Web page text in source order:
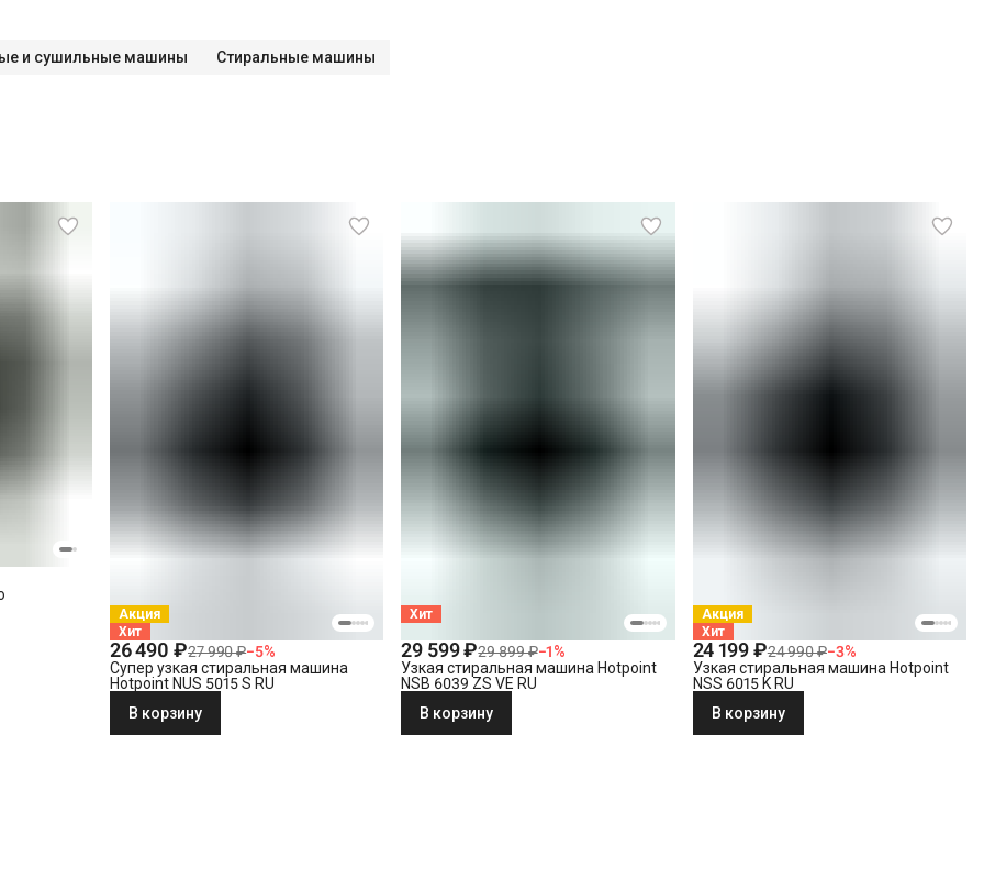
и сушильные машины Стиральные машины
Акция
Хит
26 490 ₽27 990 ₽−5%
Супер узкая стиральная машина
Hotpoint NUS 5015 S RU
В корзину
Хит
29 599 ₽29 899 ₽−1%
Узкая стиральная машина Hotpoint
NSB 6039 ZS VE RU
В корзину
Акция
Хит
24 199 ₽24 990 ₽−3%
Узкая стиральная машина Hotpoint
NSS 6015 K RU
В корзину